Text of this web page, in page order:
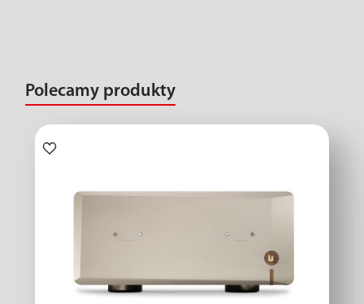
Polecamy produkty